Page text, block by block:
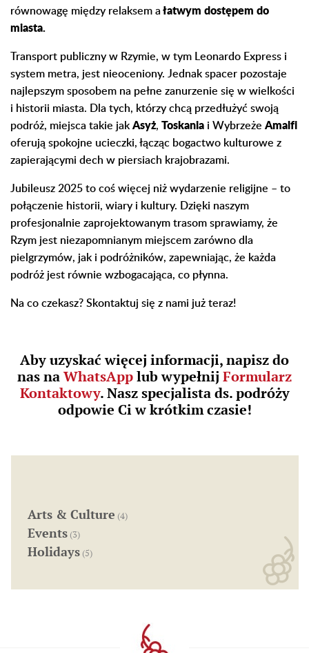
równowagę między relaksem a łatwym dostępem do
miasta.
Transport publiczny w Rzymie, w tym Leonardo Express i
system metra, jest nieoceniony. Jednak spacer pozostaje
najlepszym sposobem na pełne zanurzenie się w wielkości
i historii miasta. Dla tych, którzy chcą przedłużyć swoją
podróż, miejsca takie jak Asyż, Toskania i Wybrzeże Amalfi
oferują spokojne ucieczki, łącząc bogactwo kulturowe z
zapierającymi dech w piersiach krajobrazami.
Jubileusz 2025 to coś więcej niż wydarzenie religijne – to
połączenie historii, wiary i kultury. Dzięki naszym
profesjonalnie zaprojektowanym trasom sprawiamy, że
Rzym jest niezapomnianym miejscem zarówno dla
pielgrzymów, jak i podróżników, zapewniając, że każda
podróż jest równie wzbogacająca, co płynna.
Na co czekasz? Skontaktuj się z nami już teraz!
Aby uzyskać więcej informacji, napisz do
nas naWhatsApplub wypełnij Formularz
Kontaktowy. Nasz specjalista ds. podróży
odpowie Ci w krótkim czasie!
Arts & Culture (4)
Events (3)
Holidays (5)